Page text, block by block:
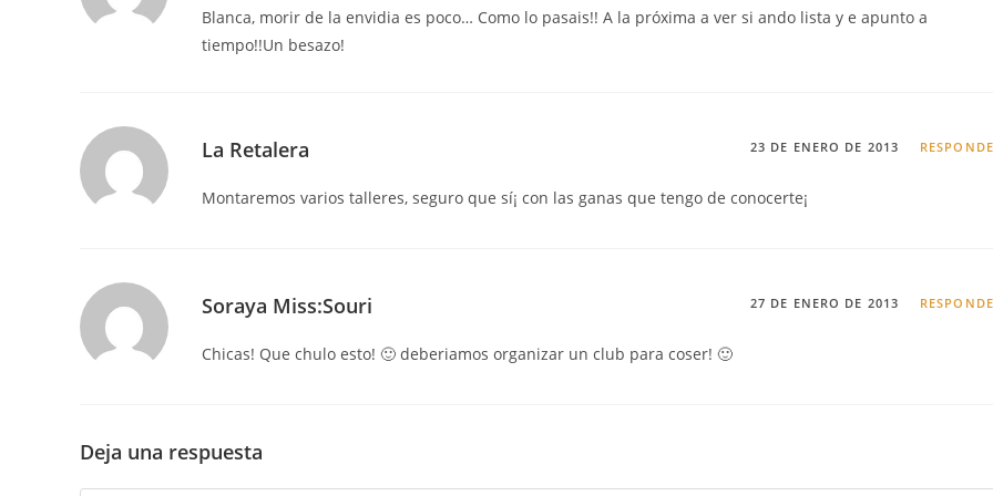
Blanca, morir de la envidia es poco… Como lo pasais!! A la próxima a ver si ando lista y e apunto a
tiempo!!Un besazo!
La Retalera 23 DE ENERO DE 2013
Montaremos varios talleres, seguro que sí¡ con las ganas que tengo de conocerte¡
Soraya Miss:Souri 27 DE ENERO DE 2013
Chicas! Que chulo esto! 🙂 deberiamos organizar un club para coser! 🙂
Deja una respuesta